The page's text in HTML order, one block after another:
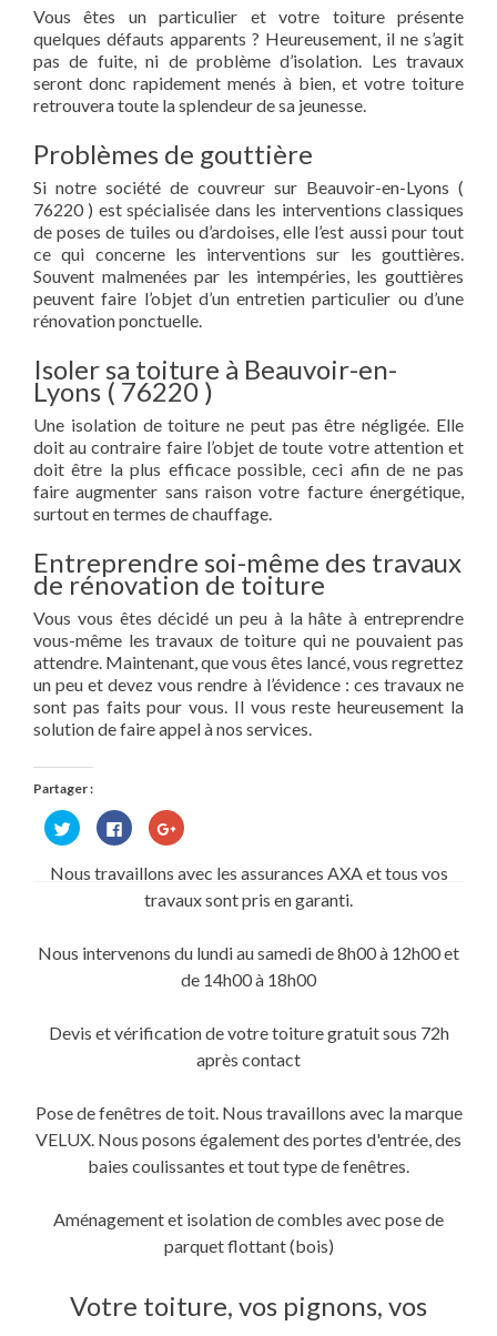
Vous êtes un particulier et votre toiture présente
quelques défauts apparents ? Heureusement, il ne s’agit
pas de fuite, ni de problème d’isolation. Les travaux
seront donc rapidement menés à bien, et votre toiture
retrouvera toute la splendeur de sa jeunesse.
Problèmes de gouttière
Si notre société de couvreur sur Beauvoir-en-Lyons (
76220 ) est spécialisée dans les interventions classiques
de poses de tuiles ou d’ardoises, elle l’est aussi pour tout
ce qui concerne les interventions sur les gouttières.
Souvent malmenées par les intempéries, les gouttières
peuvent faire l’objet d’un entretien particulier ou d’une
rénovation ponctuelle.
Isoler sa toiture à Beauvoir-en-
Lyons ( 76220 )
Une isolation de toiture ne peut pas être négligée. Elle
doit au contraire faire l’objet de toute votre attention et
doit être la plus efficace possible, ceci afin de ne pas
faire augmenter sans raison votre facture énergétique,
surtout en termes de chauffage.
Entreprendre soi-même des travaux
de rénovation de toiture
Vous vous êtes décidé un peu à la hâte à entreprendre
vous-même les travaux de toiture qui ne pouvaient pas
attendre. Maintenant, que vous êtes lancé, vous regrettez
un peu et devez vous rendre à l’évidence : ces travaux ne
sont pas faits pour vous. Il vous reste heureusement la
solution de faire appel à nos services.
Partager :
Cliquez
pour
partager
Twitter(ouvre
Cliquez
pour
partager
sur
Facebook(ouvre
dans
une
Cliquez
pour
Google+
dans
fenêtre)
Nous travaillons avec les assurances AXA et tous vos
travaux sont pris en garanti.
Nous intervenons du lundi au samedi de 8h00 à 12h00 et
de 14h00 à 18h00
Devis et vérification de votre toiture gratuit sous 72h
après contact
Pose de fenêtres de toit. Nous travaillons avec la marque
VELUX. Nous posons également des portes d'entrée, des
baies coulissantes et tout type de fenêtres.
Aménagement et isolation de combles avec pose de
parquet flottant (bois)
Votre toiture, vos pignons, vos